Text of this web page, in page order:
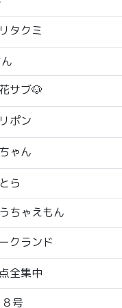
タクミ
サブ🐶
ポン
ゃん
ら
ちゃえもん
クランド
全集中
号